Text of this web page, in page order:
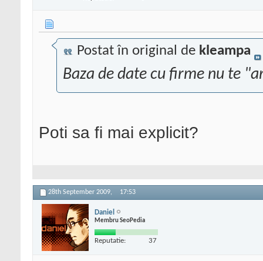
Postat în original de kleampa
Baza de date cu firme nu te
Poti sa fi mai explicit?
28th September 2009, 17:53
Daniel
Membru SeoPedia
Reputatie: 37